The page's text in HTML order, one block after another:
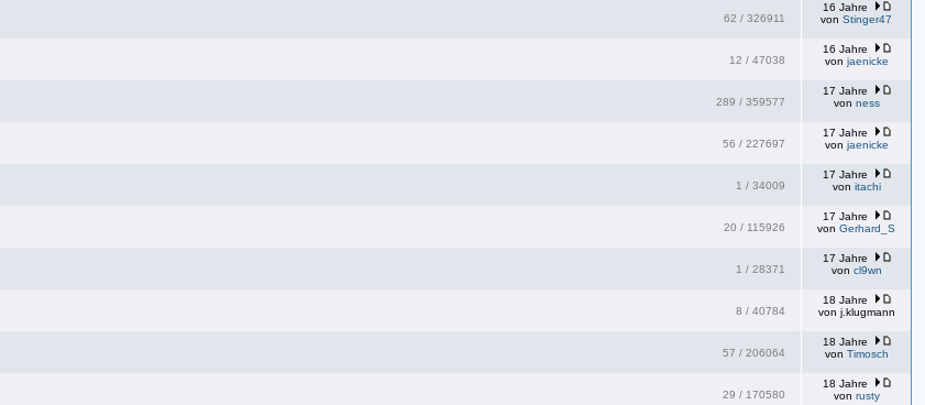
62 / 326911
16 Jahre
von Stinger47
12 / 47038
16 Jahre
von jaenicke
289 / 359577
17 Jahre
von ness
56 / 227697
17 Jahre
von jaenicke
1 / 34009
17 Jahre
von itachi
20 / 115926
17 Jahre
von Gerhard_S
1 / 28371
17 Jahre
von cl9wn
8 / 40784
18 Jahre
von j.klugmann
57 / 206064
18 Jahre
von Timosch
29 / 170580
18 Jahre
von rusty